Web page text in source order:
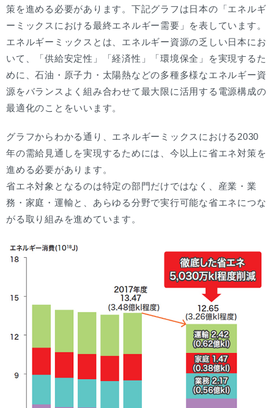
策を進める必要があります。下記グラフは日本の「エネルギ
ーミックスにおける最終エネルギー需要」を表しています。
エネルギーミックスとは、エネルギー資源の乏しい日本にお
いて、「供給安定性」「経済性」「環境保全」を実現するた
めに、石油・原子力・太陽熱などの多種多様なエネルギー資
源をバランスよく組み合わせて最大限に活用する電源構成の
最適化のことをいいます。
グラフからわかる通り、エネルギーミックスにおける2030
年の需給見通しを実現するためには、今以上に省エネ対策を
進める必要があります。
省エネ対象となるのは特定の部門だけではなく、産業・業
務・家庭・運輸と、あらゆる分野で実行可能な省エネにつな
がる取り組みを進めています。